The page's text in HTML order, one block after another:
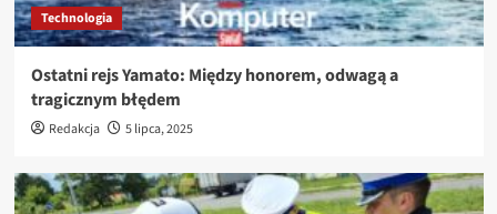
Technologia
Ostatni rejs Yamato: Między honorem, odwagą a
tragicznym błędem
Redakcja 5 lipca, 2025